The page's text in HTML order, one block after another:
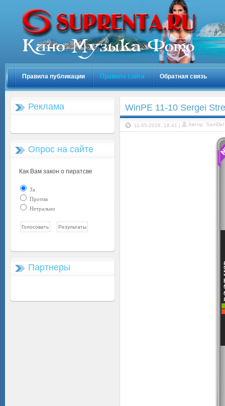
Правила публикации Правила сайта Обратная связь
Реклама
Опрос на сайте
Как Вам закон о пиратсве
За
Против
Нетрально
Партнеры
WinPE 11-10 Sergei
11-05-2026, 18:41 | Автор: SamDel